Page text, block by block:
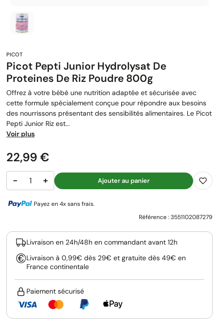
Picot Pepti Junior Hydrolysat De
Proteines De Riz Poudre 800g
Offrez à votre bébé une nutrition adaptée et sécurisée avec
cette formule spécialement conçue pour répondre aux besoins
des nourrissons présentant des sensibilités alimentaires. Le Picot
Pepti Junior Riz est...
Voir plus
Prix
22,99 €
− + Ajouter au panier
Payez en 4x sans frais.
Référence :3551102087279
Livraison en 24h/48h en commandant avant 12h
Livraison à 0,99€ dès 29€ et gratuite dès 49€ en
France continentale
Paiement sécurisé